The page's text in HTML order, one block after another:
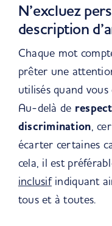
N’excluez
description
Chaque mot
prêter une
utilisés quand
Au-delà de
discrimination,
écarter certaines
cela, il est
inclusifindiquant
tous et à toutes.